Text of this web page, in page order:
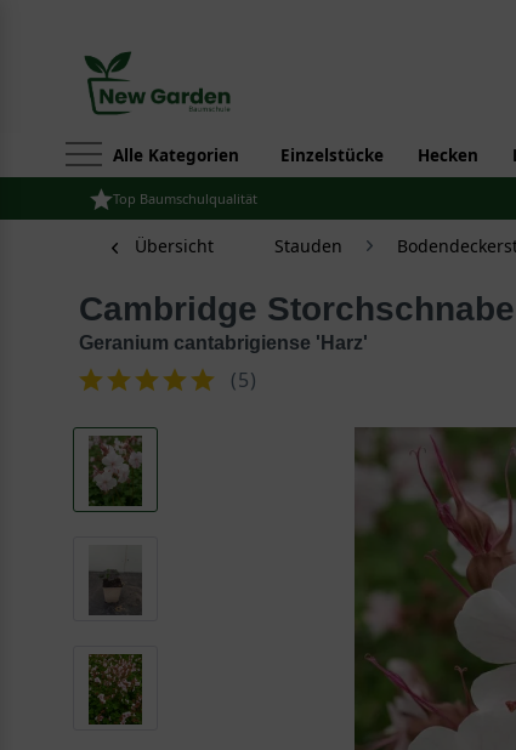
Alle Kategorien Einzelstücke Hecken
Top Baumschulqualität
Übersicht Stauden
Cambridge
Geranium cantabrigiense 'Harz'
(5)